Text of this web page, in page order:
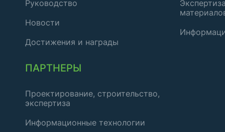
Руководство
Новости
Достижения и награды
ПАРТНЕРЫ
Проектирование, строительство,
экспертиза
Информационные технологии